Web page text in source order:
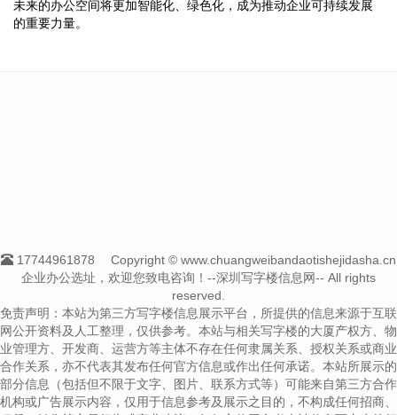
未来的办公空间将更加智能化、绿色化，成为推动企业可持续发展
的重要力量。
17744961878
Copyright © www.chuangweibandaotishejidasha.cn
企业办公选址，欢迎您致电咨询！--深圳写字楼信息网-- All rights
reserved.
免责声明：本站为第三方写字楼信息展示平台，所提供的信息来源于互联
网公开资料及人工整理，仅供参考。本站与相关写字楼的大厦产权方、物
业管理方、开发商、运营方等主体不存在任何隶属关系、授权关系或商业
合作关系，亦不代表其发布任何官方信息或作出任何承诺。本站所展示的
部分信息（包括但不限于文字、图片、联系方式等）可能来自第三方合作
机构或广告展示内容，仅用于信息参考及展示之目的，不构成任何招商、